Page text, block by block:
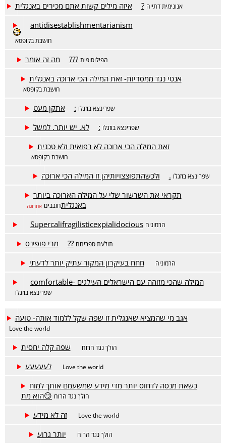
איזה מילים קשות אתם מכירים באנגלית? אנונימית דתייה
antidisestablishmentarianism
חושבת בקופסא
מה זה אומר??? הפילוסופית
אנטי נגד ממסדיות- זאת המילה הכי ארוכה באנגלית
חושבת בקופסא
אתקן מעט: שפרינצא בוזגלו
לא. יש יותר. למשל: שפרינצא בוזגלו
זאת המילה הכי ארוכה לא רפואית ולא טכנית
חושבת בקופסא
ולכשהתפוצצויותיהן זו המילה הכי ארוכה. שפרינצא בוזגלו
תקראי את השרשור שלי על המילה הארוכה ביותר
באנגליתחובבים אחרונה
Supercalifragilisticexpialidocious הרמוניה
מרי פופינס?? תולעת ספריםם
חחח בעיקרון המקור עתיק יותר לדעתי הרמוניה
comfortable- המילה שהכי מזוהה עם הישראלים העילגים
שפרינצא בוזגלו
אגב מי שהמציא שאנגלית זו שפה שקל ללמוד אותה- טועה
Love the world
שפה קלה יחסית הולך נגד הרוח
לעעעעע Love the world
כשאת מנסה לדחוס יותר מדי מידע שמשעמם אותך למוח
הוא מת😏 הולך נגד הרוח
זה לא מידע Love the world
יותר גרוע הולך נגד הרוח